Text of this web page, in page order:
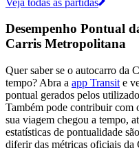
Desempenho Pontual
Carris Metropolitana
Quer saber se o autocarro da
tempo? Abra a app Transit e
pontual gerados pelos
Também pode contribuir com
sua viagem chegou a tempo,
estatísticas de pontualidade
diferir das métricas oficiais da